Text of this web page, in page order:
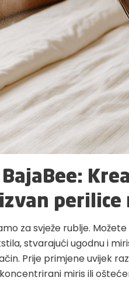
perilice
za svježe rublje.
stvarajući ugodnu i
Prije primjene uvijek
miris ili